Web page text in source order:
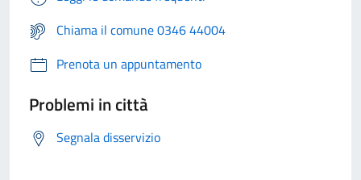
Chiama il comune 0346 44004
Prenota un appuntamento
Problemi in città
Segnala disservizio